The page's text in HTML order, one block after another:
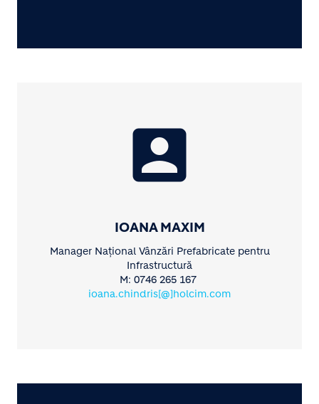
account_box
IOANA MAXIM
Manager Național Vânzări Prefabricate pentru
Infrastructură
M: 0746 265 167
ioana.chindris[@]holcim.com